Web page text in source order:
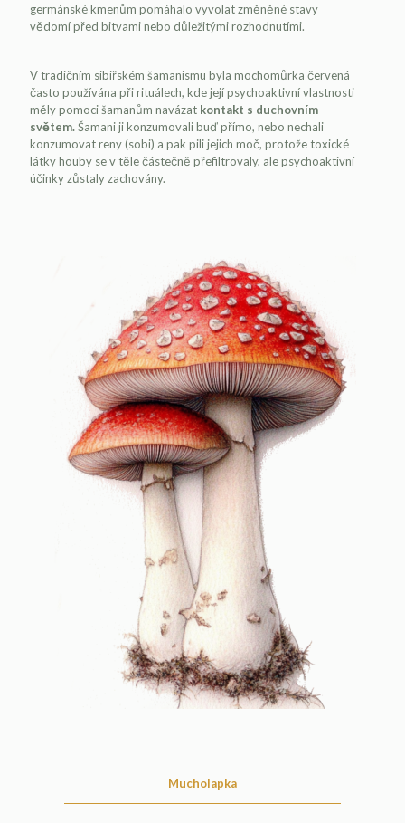
germánské kmenům pomáhalo vyvolat změněné stavy
vědomí před bitvami nebo důležitými rozhodnutími.
V tradičním sibiřském šamanismu byla mochomůrka červená
často používána při rituálech, kde její psychoaktivní vlastnosti
měly pomoci šamanům navázat kontakt s duchovním
světem.Šamani ji konzumovali buď přímo, nebo nechali
konzumovat reny (sobi) a pak pili jejich moč, protože toxické
látky houby se v těle částečně přefiltrovaly, ale psychoaktivní
účinky zůstaly zachovány.
Mucholapka